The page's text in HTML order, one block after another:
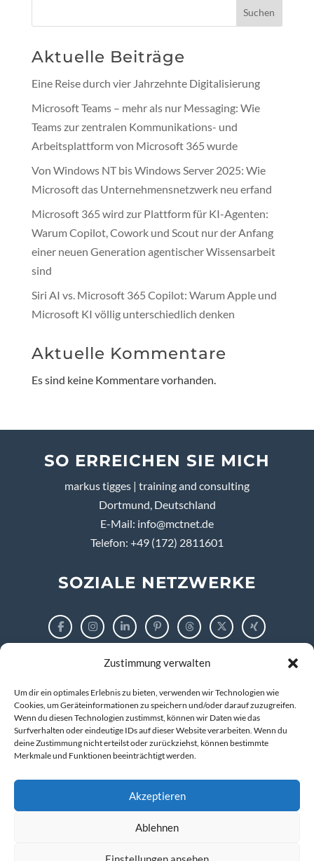
Zustimmung verwalten
Um dir ein optimales Erlebnis zu bieten, verwenden wir Technologien wie
Cookies, um Geräteinformationen zu speichern und/oder darauf zuzugreifen.
Wenn du diesen Technologien zustimmst, können wir Daten wie das
Surfverhalten oder eindeutige IDs auf dieser Website verarbeiten. Wenn du
deine Zustimmung nicht erteilst oder zurückziehst, können bestimmte
Merkmale und Funktionen beeinträchtigt werden.
Akzeptieren
Ablehnen
Suchen
Aktuelle Beiträge
Eine Reise durch vier Jahrzehnte Digitalisierung
Microsoft Teams – mehr als nur Messaging: Wie
Teams zur zentralen Kommunikations- und
Arbeitsplattform von Microsoft 365 wurde
Von Windows NT bis Windows Server 2025: Wie
Microsoft das Unternehmensnetzwerk neu erfand
Microsoft 365 wird zur Plattform für KI-Agenten:
Warum Copilot, Cowork und Scout nur der Anfang
einer neuen Generation agentischer Wissensarbeit
sind
Siri AI vs. Microsoft 365 Copilot: Warum Apple und
Microsoft KI völlig unterschiedlich denken
Aktuelle Kommentare
Es sind keine Kommentare vorhanden.
SO ERREICHEN SIE MICH
markus tigges | training and consulting
Dortmund, Deutschland
E-Mail: info@mctnet.de
Telefon: +49 (172) 2811601
SOZIALE NETZWERKE
Impressum
Datenschutzerklärung
© 2026 markus tigges | training and consulting